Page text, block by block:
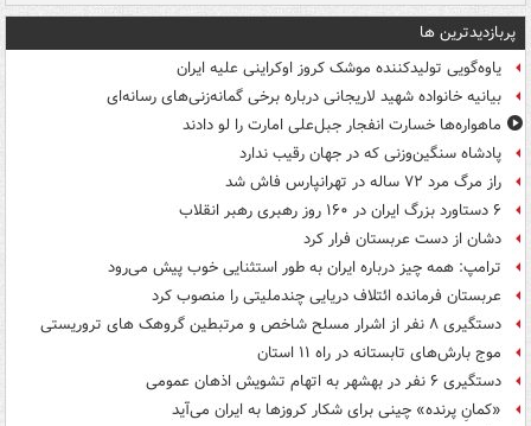
پربازدیدترین ها
یاوه‌گویی تولیدکننده موشک کروز اوکراینی علیه ایران
بیانیه خانواده شهید لاریجانی درباره برخی گمانه‌زنی‌های رسانه‌ای
ماهواره‌ها خسارت انفجار جبل‌علی امارت را لو دادند
پادشاه سنگین‌وزنی که در جهان رقیب ندارد
راز مرگ مرد ۷۲ ساله در تهرانپارس فاش شد
۶ دستاورد بزرگ ایران در ۱۶۰ روز رهبری رهبر انقلاب
دشان از دست عربستان فرار کرد
ترامپ: همه چیز درباره ایران به طور استثنایی خوب پیش می‌رود
عربستان فرمانده ائتلاف دریایی چندملیتی را منصوب کرد
دستگیری ۸ نفر از اشرار مسلح شاخص و مرتبطین گروهک های تروریستی
موج بارش‌های تابستانه در راه ۱۱ استان
دستگیری ۶ نفر در بهشهر به اتهام تشویش اذهان عمومی
«کمانِ پرنده» چینی برای شکار کروزها به ایران می‌آید